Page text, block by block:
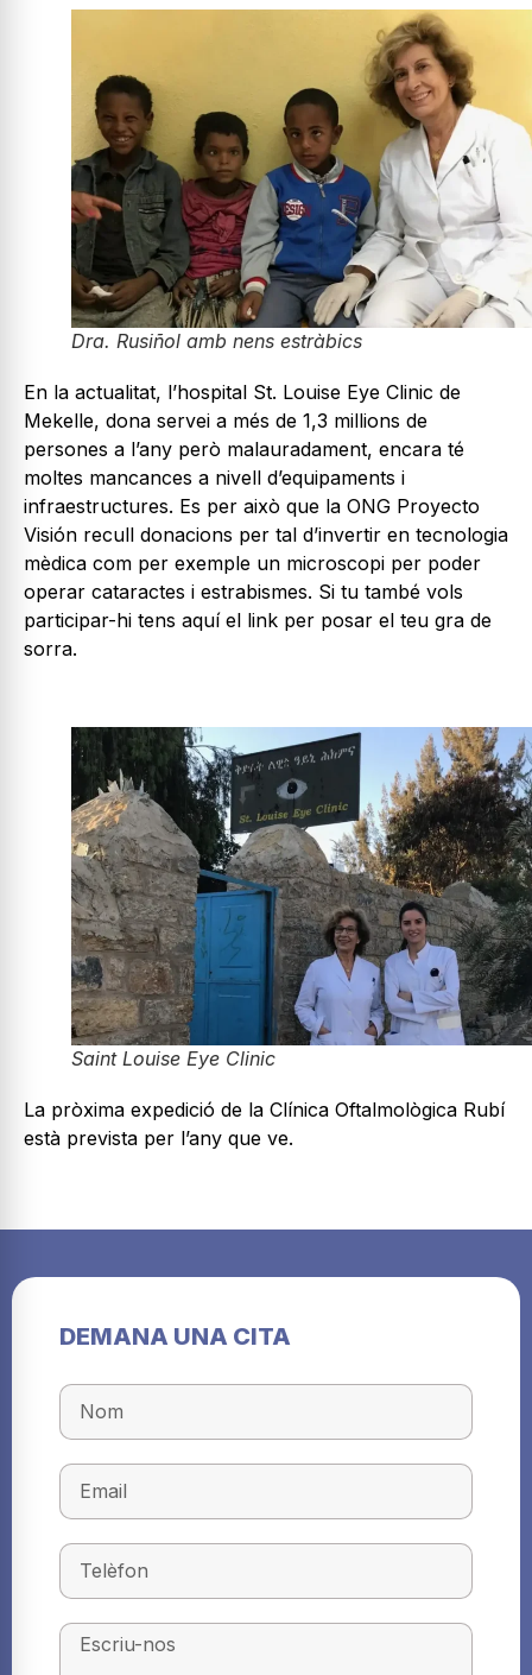
Dra. Rusiñol amb nens estràbics
En la actualitat, l’hospital St. Louise Eye Clinic de
Mekelle, dona servei a més de 1,3 millions de
persones a l’any però malauradament, encara té
moltes mancances a nivell d’equipaments i
infraestructures. Es per això que la ONG Proyecto
Visión recull donacions per tal d’invertir en tecnologia
mèdica com per exemple un microscopi per poder
operar cataractes i estrabismes. Si tu també vols
participar-hi tens aquí el link per posar el teu gra de
sorra.
Saint Louise Eye Clinic
La pròxima expedició de la Clínica Oftalmològica Rubí
està prevista per l’any que ve.
DEMANA UNA CITA